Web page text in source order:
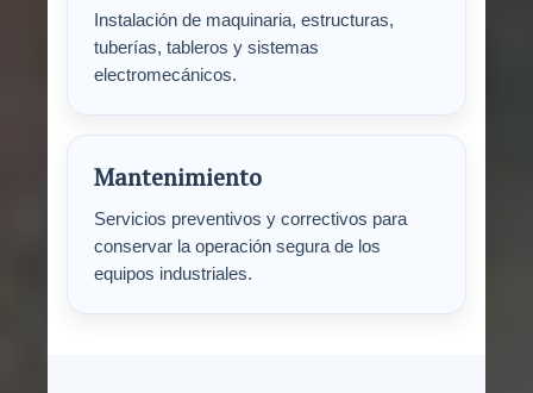
Instalación de maquinaria, estructuras,
tuberías, tableros y sistemas
electromecánicos.
Mantenimiento
Servicios preventivos y correctivos para
conservar la operación segura de los
equipos industriales.